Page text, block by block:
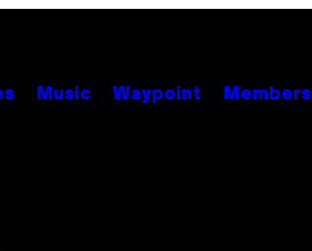
Music Waypoint Members